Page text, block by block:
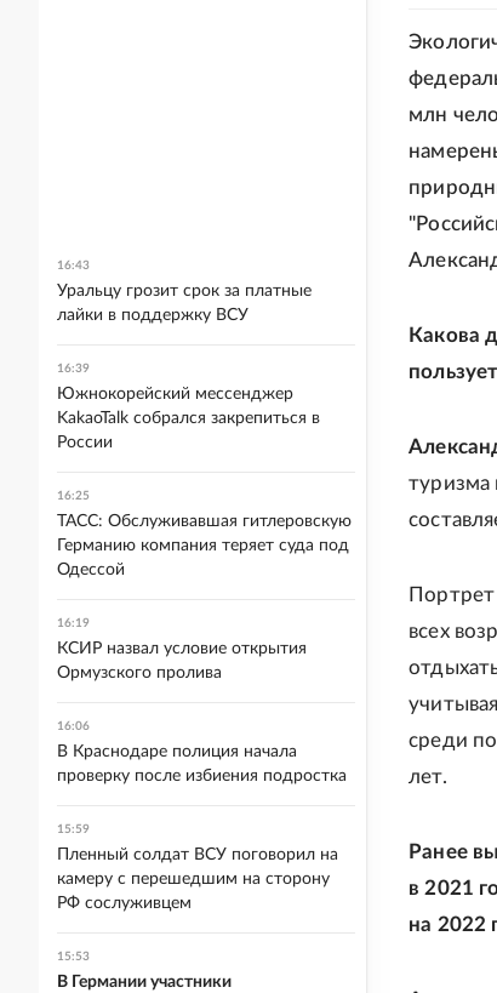
млн
Какова
туризма
всех
среди
лет.
Ранее
в 2021
на 2022
16:43
Уральцу грозит срок за платные
лайки в поддержку ВСУ
16:39
Южнокорейский мессенджер
KakaoTalk собрался закрепиться в
России
16:25
ТАСС: Обслуживавшая гитлеровскую
Германию компания теряет суда под
Одессой
16:19
КСИР назвал условие открытия
Ормузского пролива
16:06
В Краснодаре полиция начала
проверку после избиения подростка
15:59
Пленный солдат ВСУ поговорил на
камеру с перешедшим на сторону
РФ сослуживцем
15:53
В Германии участники